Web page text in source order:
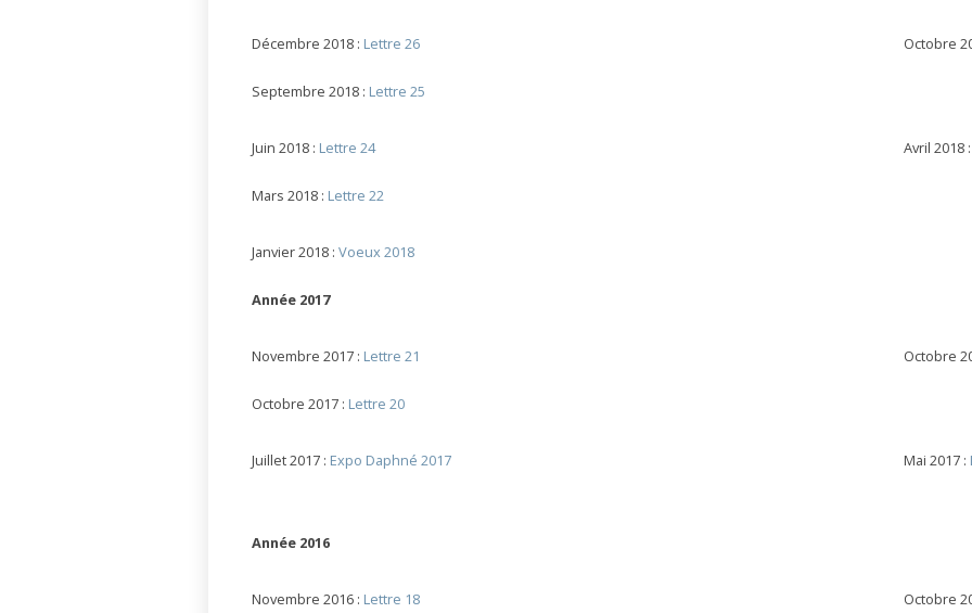
Décembre 2018 : Lettre 26 Octobre
Septembre 2018 : Lettre 25
Juin 2018 : Lettre 24 Avril 2018
Mars 2018 : Lettre 22
Janvier 2018 : Voeux 2018
Année 2017
Novembre 2017 : Lettre 21 Octobre
Octobre 2017 : Lettre 20
Juillet 2017 : Expo Daphné 2017 Mai 2017 :
Année 2016
Novembre 2016 : Lettre 18 Octobre